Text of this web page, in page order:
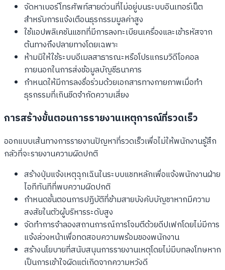
จัดหาเบอร์โทรศัพท์สายด่วนที่ไม่อยู่บนระบบอินเทอร์เน็ต
สำหรับการแจ้งเตือนธุรกรรมมูลค่าสูง
ใช้แอปพลิเคชันแชทที่มีการลงทะเบียนเครื่องและเข้ารหัสจาก
ต้นทางถึงปลายทางโดยเฉพาะ
ห้ามมิให้ใช้ระบบอีเมลสาธารณะหรือโปรแกรมวิดีโอคอล
ภายนอกในการส่งข้อมูลบัญชีธนาคาร
กำหนดให้มีการลงชื่อร่วมด้วยเอกสารทางกายภาพเมื่อทำ
ธุรกรรมที่เกินขีดจำกัดความเสี่ยง
การสร้างขั้นตอนการรายงานเหตุการณ์ที่รวดเร็ว
ออกแบบเส้นทางการรายงานปัญหาที่รวดเร็วเพื่อไม่ให้พนักงานรู้สึก
กลัวที่จะรายงานความผิดปกติ
สร้างปุ่มแจ้งเหตุฉุกเฉินในระบบแชทหลักเพื่อแจ้งพนักงานฝ่าย
ไอทีทันทีที่พบความผิดปกติ
กำหนดขั้นตอนการปฏิบัติที่ข้ามสายบังคับบัญชาหากมีความ
สงสัยในตัวผู้บริหารระดับสูง
จัดทำการจำลองสถานการณ์การโจมตีด้วยดีปเฟกโดยไม่มีการ
แจ้งล่วงหน้าเพื่อทดสอบความพร้อมของพนักงาน
สร้างนโยบายที่สนับสนุนการรายงานเหตุโดยไม่มีบทลงโทษหาก
เป็นการเข้าใจผิดแต่เกิดจากความหวังดี